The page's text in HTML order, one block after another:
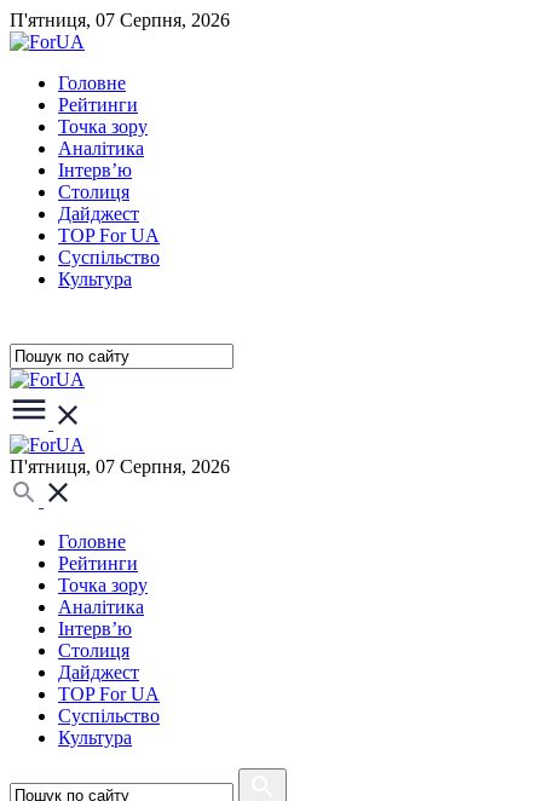
П'ятниця, 07 Серпня, 2026
Головне
Рейтинги
Точка зору
Аналітика
Інтерв’ю
Столиця
Дайджест
TOP For UA
Суспiльство
Культура
П'ятниця, 07 Серпня, 2026
Головне
Рейтинги
Точка зору
Аналітика
Інтерв’ю
Столиця
Дайджест
TOP For UA
Суспiльство
Культура